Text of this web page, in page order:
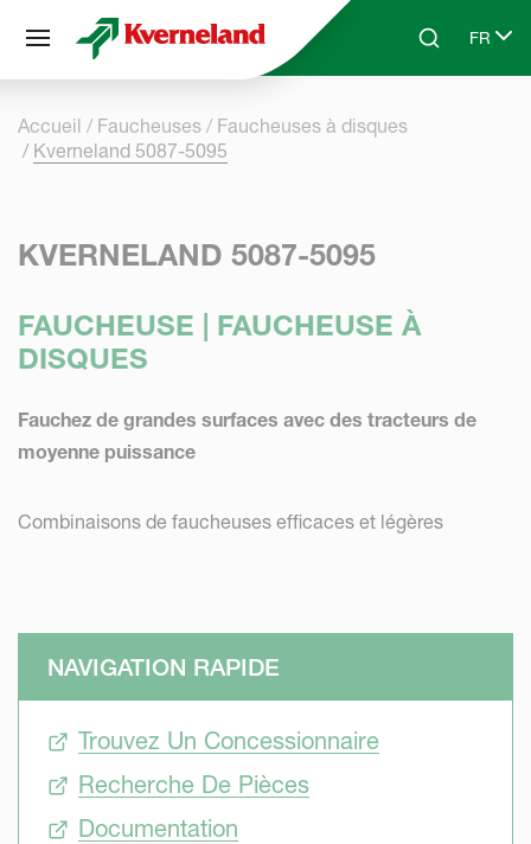
Skip to main contentSearchFR
Select
Accueil Faucheuses
Faucheuses à disques
Kverneland 5087-5095
KVERNELAND 5087-5095
FAUCHEUSE | FAUCHEUSE À
DISQUES
Fauchez de grandes surfaces avec des tracteurs de
moyenne puissance
Combinaisons de faucheuses efficaces et légères
NAVIGATION RAPIDE
Trouvez Un Concessionnaire
Recherche De Pièces
Documentation
Panneau de gestion des cookies